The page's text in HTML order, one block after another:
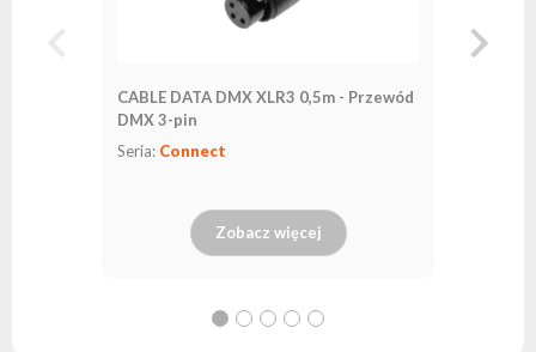
CABLE DATA DMX XLR3 0,5m - Przewód
DMX 3-pin
Seria: Connect
Zobacz więcej